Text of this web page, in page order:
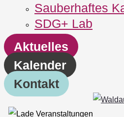
Sauberhaftes
SDG+ Lab
Aktuelles
Kalender
Kontakt